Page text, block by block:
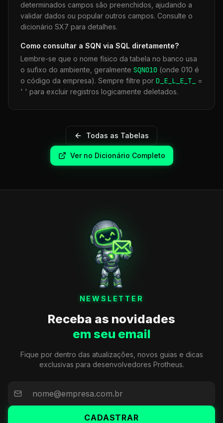
determinados campos são preenchidos, ajudando a
validar dados ou popular outros campos. Consulte o
dicionário SX7 para detalhes.
Como consultar a SQN via SQL diretamente?
Lembre-se que o nome físico da tabela no banco usa
o sufixo do ambiente, geralmente SQN010 (onde 010 é
o código da empresa). Sempre filtre por D_E_L_E_T_
=
' ' para excluir registros logicamente deletados.
Todas as Tabelas
Ver no Dicionário Completo
NEWSLETTER
Receba as novidades
em seu email
Fique por dentro das atualizações, novos guias e dicas
exclusivas para desenvolvedores Protheus.
CADASTRAR